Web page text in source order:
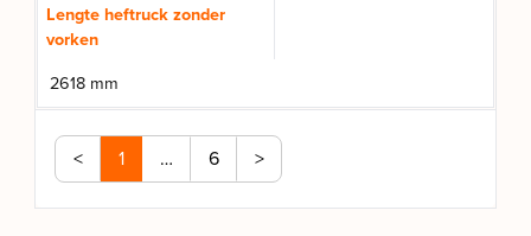
Lengte heftruck zonder
vorken
2618 mm
< 1 … 6 >